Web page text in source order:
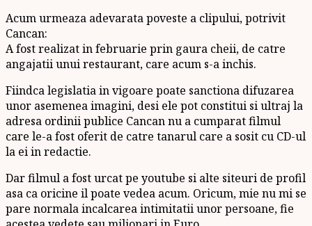
Acum urmeaza adevarata poveste a clipului, potrivit
Cancan:
A fost realizat in februarie prin gaura cheii, de catre
angajatii unui restaurant, care acum s-a inchis.
Fiindca legislatia in vigoare poate sanctiona difuzarea
unor asemenea imagini, desi ele pot constitui si ultraj la
adresa ordinii publice Cancan nu a cumparat filmul
care le-a fost oferit de catre tanarul care a sosit cu CD-ul
la ei in redactie.
Dar filmul a fost urcat pe youtube si alte siteuri de profil
asa ca oricine il poate vedea acum. Oricum, mie nu mi se
pare normala incalcarea intimitatii unor persoane, fie